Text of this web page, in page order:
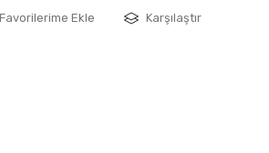
Karşılaştır